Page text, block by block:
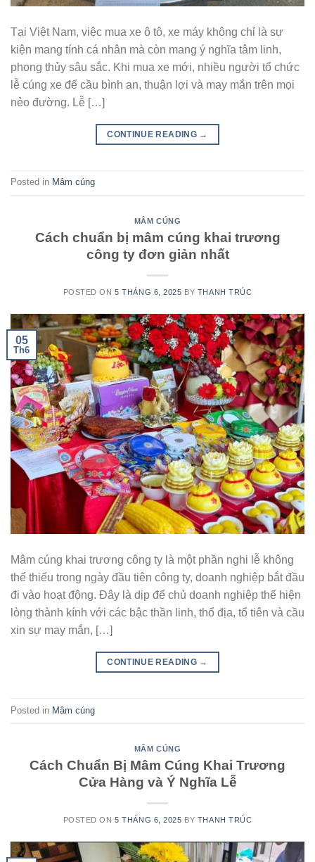
Tại Việt Nam, việc mua xe ô tô, xe máy không chỉ là sự
kiện mang tính cá nhân mà còn mang ý nghĩa tâm linh,
phong thủy sâu sắc. Khi mua xe mới, nhiều người tổ chức
lễ cúng xe để cầu bình an, thuận lợi và may mắn trên mọi
nẻo đường. Lễ […]
CONTINUE READING →
Posted in Mâm cúng
MÂM CÚNG
Cách chuẩn bị mâm cúng khai trương
công ty đơn giản nhất
POSTED ON5 THÁNG 6, 2025 BY THANH TRÚC
05
Th6
Mâm cúng khai trương công ty là một phần nghi lễ không
thể thiếu trong ngày đầu tiên công ty, doanh nghiệp bắt đầu
đi vào hoạt động. Đây là dịp để chủ doanh nghiệp thể hiện
lòng thành kính với các bậc thần linh, thổ địa, tổ tiên và cầu
xin sự may mắn, […]
CONTINUE READING →
Posted in Mâm cúng
MÂM CÚNG
Cách Chuẩn Bị Mâm Cúng Khai Trương
Cửa Hàng và Ý Nghĩa Lễ
POSTED ON5 THÁNG 6, 2025 BY THANH TRÚC